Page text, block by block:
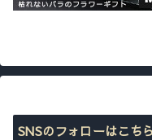
SNSのフォローはこち